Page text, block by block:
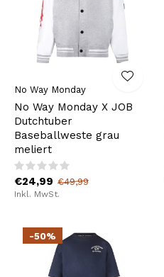
No Way Monday
No Way Monday X JOB
Dutchtuber
Baseballweste grau
meliert
€24,99 €49,99
Inkl. MwSt.
-50%